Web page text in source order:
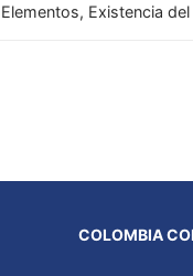
Elementos, Existencia
COLOMBIA